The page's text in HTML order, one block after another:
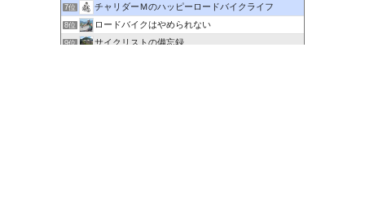
7位 チャリダーＭのハッピーロードバイクライフ
8位 ロードバイクはやめられない
9位 サイクリストの備忘録